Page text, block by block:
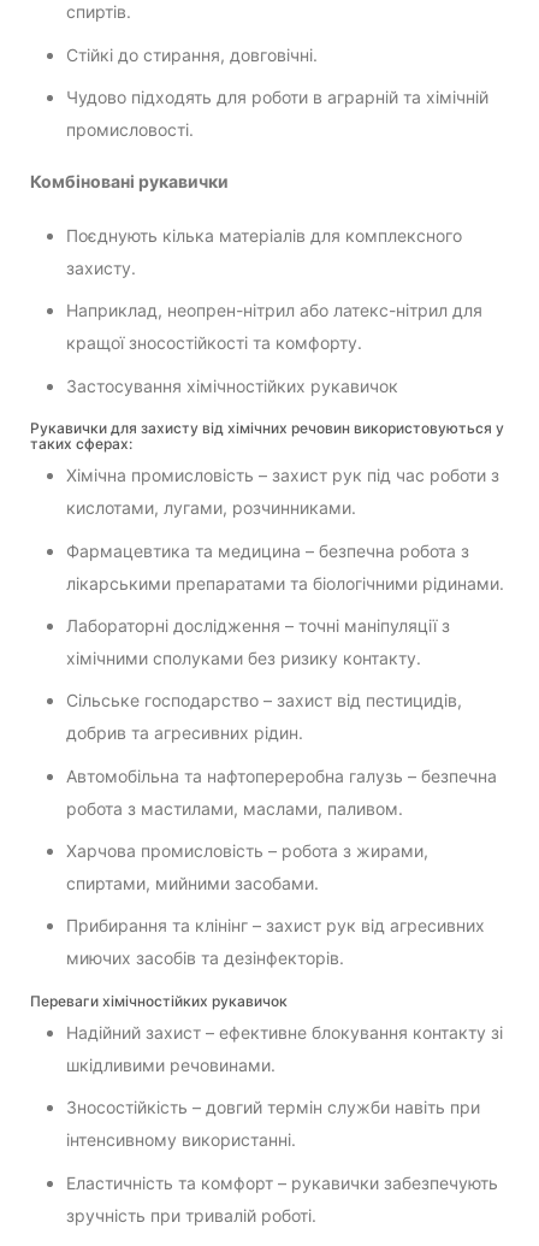
спиртів.
Стійкі до стирання, довговічні.
Чудово підходять для роботи в аграрній та хімічній
промисловості.
Комбіновані рукавички
Поєднують кілька матеріалів для комплексного
захисту.
Наприклад, неопрен-нітрил або латекс-нітрил для
кращої зносостійкості та комфорту.
Застосування хімічностійких рукавичок
Рукавички для захисту від хімічних речовин використовуються у
таких сферах:
Хімічна промисловість – захист рук під час роботи з
кислотами, лугами, розчинниками.
Фармацевтика та медицина – безпечна робота з
лікарськими препаратами та біологічними рідинами.
Лабораторні дослідження – точні маніпуляції з
хімічними сполуками без ризику контакту.
Сільське господарство – захист від пестицидів,
добрив та агресивних рідин.
Автомобільна та нафтопереробна галузь – безпечна
робота з мастилами, маслами, паливом.
Харчова промисловість – робота з жирами,
спиртами, мийними засобами.
Прибирання та клінінг – захист рук від агресивних
миючих засобів та дезінфекторів.
Переваги хімічностійких рукавичок
Надійний захист – ефективне блокування контакту зі
шкідливими речовинами.
Зносостійкість – довгий термін служби навіть при
інтенсивному використанні.
Еластичність та комфорт – рукавички забезпечують
зручність при тривалій роботі.